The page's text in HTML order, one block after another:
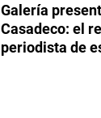
Galería
Casadeco: el
periodista de